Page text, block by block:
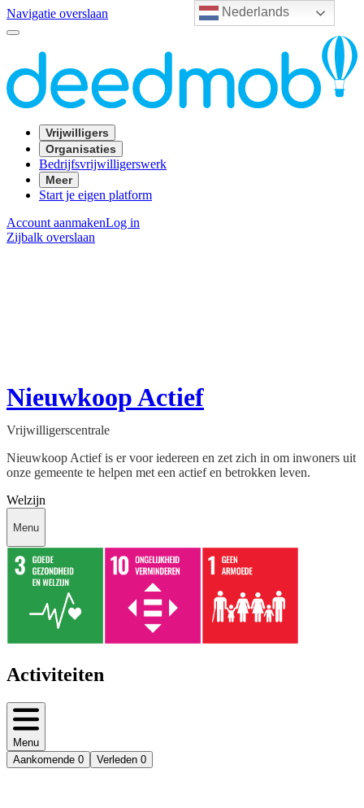
Nederlands
Navigatie overslaan
Vrijwilligers
Organisaties
Bedrijfsvrijwilligerswerk
Meer
Start je eigen platform
Account aanmakenLog in
Zijbalk overslaan
Nieuwkoop Actief
Vrijwilligerscentrale
Nieuwkoop Actief is er voor iedereen en zet zich in om inwoners uit
onze gemeente te helpen met een actief en betrokken leven.
Welzijn
Menu
Activiteiten
Menu
Aankomende 0 Verleden 0